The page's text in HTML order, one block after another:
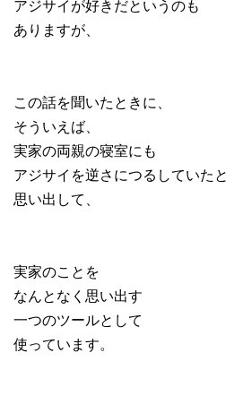
アジサイが好きだというのも
ありますが、
この話を聞いたときに、
そういえば、
実家の両親の寝室にも
アジサイを逆さにつるしていたと
思い出して、
実家のことを
なんとなく思い出す
一つのツールとして
使っています。